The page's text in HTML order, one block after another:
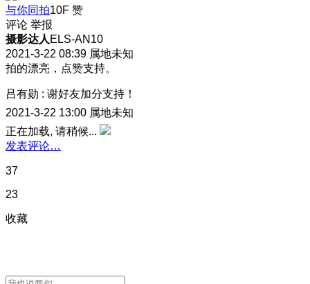
与你同拍10F 赞
评论 举报
摄影达人 ELS-AN10
2021-3-22 08:39 属地未知
拍的漂亮，点赞支持。
吕有勋 : 谢好友加分支持！
2021-3-22 13:00 属地未知
正在加载, 请稍候...
发表评论…
37
23
收藏